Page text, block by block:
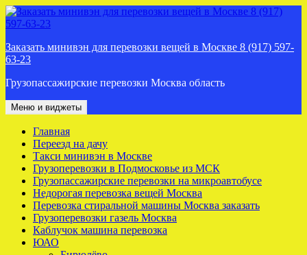
Перейти
к
Заказать минивэн для перевозки вещей в Москве 8 (917) 597-
63-23
Грузопассажирские перевозки Москва область
Меню и виджеты
Главная
Переезд на дачу
Такси минивэн в Москве
Грузоперевозки в Подмосковье из МСК
Грузопассажирские перевозки на микроавтобусе
Недорогая перевозка вещей Москва
Перевозка стиральной машины Москва заказать
Грузоперевозки газель Москва
Каблучок машина перевозка
ЮАО